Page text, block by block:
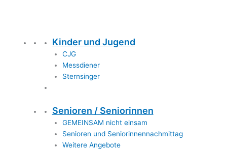
Kinder und Jugend
CJG
Messdiener
Sternsinger
Senioren / Seniorinnen
GEMEINSAM nicht einsam
Senioren und Seniorinnennachmittag
Weitere Angebote